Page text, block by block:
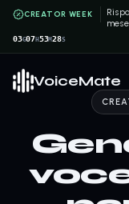
CREATOR WEEK
03G07H 53M28S
VoiceMate